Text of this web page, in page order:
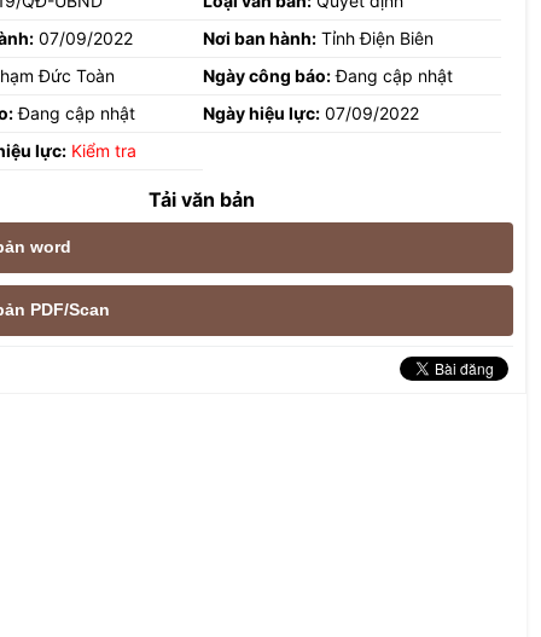
07/09/2022 Nơi ban hành: Tỉnh Điện Biên
Đức Toàn Ngày công báo:Đang cập nhật
Đang cập nhật Ngày hiệu lực: 07/09/2022
lực: Kiểm tra
Tải văn bản
word
PDF/Scan